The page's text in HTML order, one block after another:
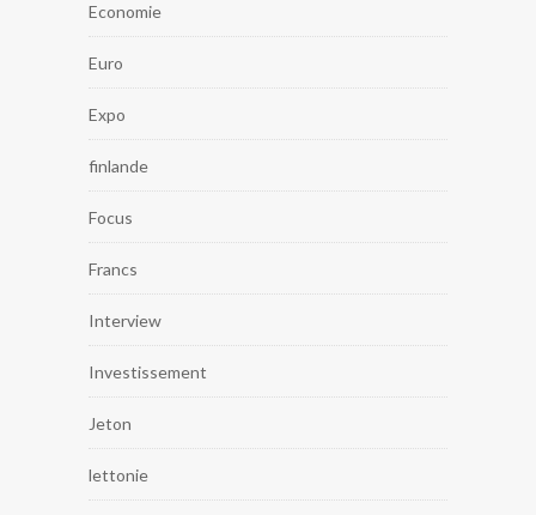
Economie
Euro
Expo
finlande
Focus
Francs
Interview
Investissement
Jeton
lettonie